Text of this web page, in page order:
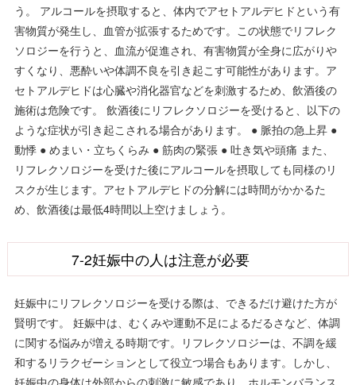
う。 アルコールを摂取すると、体内でアセトアルデヒドという有
害物質が発生し、血管が拡張するためです。この状態でリフレク
ソロジーを行うと、血流が促進され、有害物質が全身に広がりや
すくなり、悪酔いや体調不良を引き起こす可能性があります。ア
セトアルデヒドは心臓や消化器官などを刺激するため、飲酒後の
施術は危険です。 飲酒後にリフレクソロジーを受けると、以下の
ような症状が引き起こされる場合があります。 ● 脈拍の急上昇 ●
動悸 ● めまい・立ちくらみ ● 筋肉の緊張 ● 吐き気や頭痛 また、
リフレクソロジーを受けた後にアルコールを摂取しても同様のリ
スクが生じます。アセトアルデヒドの分解には時間がかかるた
め、飲酒後は最低4時間以上空けましょう。
7-2妊娠中の人は注意が必要
妊娠中にリフレクソロジーを受ける際は、できるだけ避けた方が
賢明です。 妊娠中は、むくみや運動不足によるだるさなど、体調
に関する悩みが増える時期です。リフレクソロジーは、不調を緩
和するリラクゼーションとして役立つ場合もあります。しかし、